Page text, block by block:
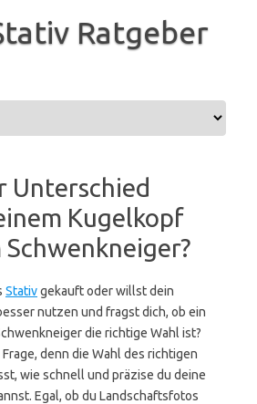
Ratgeber
Unterschied
Kugelkopf
Stativgekauft oder willst dein
nutzen und fragst dich, ob ein
die richtige Wahl ist?
denn die Wahl des richtigen
wie schnell und präzise du deine
Egal, ob du Landschaftsfotos